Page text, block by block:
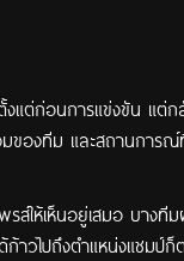
แต่ก่อนการแข่งขัน แต่
องทีม และสถานการ
ส์ให้เห็นอยู่เสมอ บาง
าวไปถึงตำแหน่งแชมป์ก็